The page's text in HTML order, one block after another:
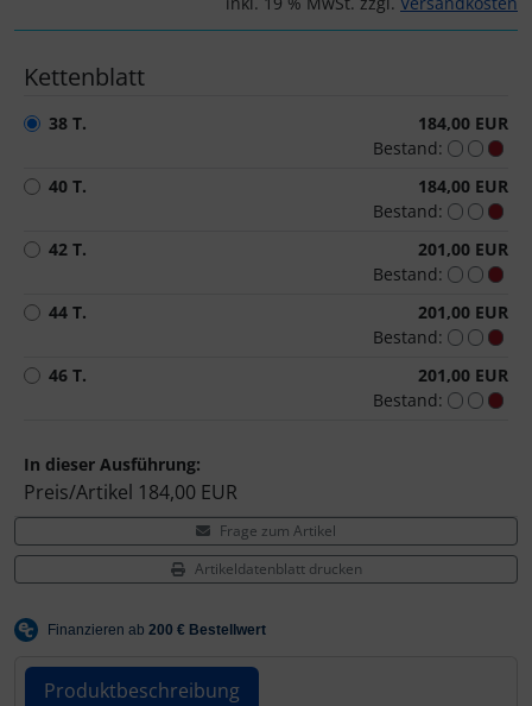
Kettenblatt
38 T.
184,00 EUR
Bestand:
40 T.
184,00 EUR
Bestand:
42 T.
201,00 EUR
Bestand:
44 T.
201,00 EUR
Bestand:
46 T.
201,00 EUR
Bestand:
In dieser Ausführung:
Preis/Artikel 184,00 EUR
Frage zum Artikel
Artikeldatenblatt drucken
Produktbeschreibung
Elite
ENVE
Ergon
Faserwerk
Feedback Sports
Fizik
Gravaa
Hammerhead
Ingrid